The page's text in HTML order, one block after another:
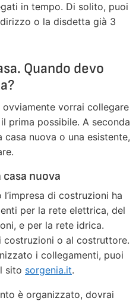
in tempo. Di solito, puoi
o la disdetta già 3
Quando devo
vorrai collegare
prima possibile. A seconda
nuova o una esistente,
casa nuova
di costruzioni ha
per la rete elettrica, del
e per la rete idrica.
costruzioni o al costruttore.
i collegamenti, puoi
sito sorgenia.it.
è organizzato, dovrai